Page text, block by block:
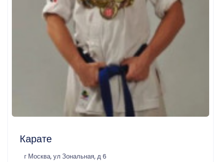
Карате
г Москва, ул Зональная, д 6